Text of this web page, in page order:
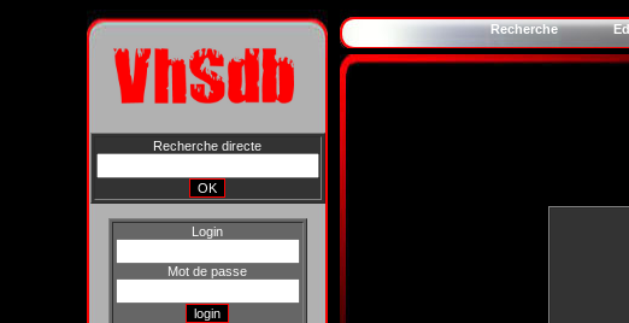
Recherche directe
Login
Mot de passe
Recherche